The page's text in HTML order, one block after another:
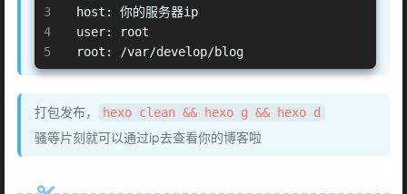
3
4
5
host: 你的服务器ip
user: root
root: /var/develop/blog
打包发布， hexo clean && hexo g && hexo d
骚等片刻就可以通过ip去查看你的博客啦